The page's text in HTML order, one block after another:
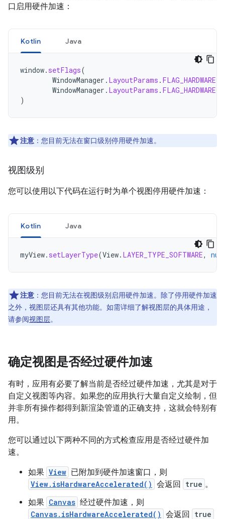
口启用硬件加速：
Kotlin Java
window. setFlags(
WindowManager . LayoutParams .
WindowManager . LayoutParams .
)
注意 ：您目前无法在窗口级别停用硬件加速。
视图级别
您可以使用以下代码在运行时为单个视图停用硬件加速：
Kotlin Java
myView. setLayerType(View. LAYER_TYPE_SOFTWARE,
注意 ：您目前无法在视图级别启用硬件加速。除了停用硬件加速
之外，视图层还具有其他功能。如需详细了解视图层的具体用途，
请参阅视图层。
确定视图是否经过硬件加速
有时，应用有必要了解当前是否经过硬件加速，尤其是对于
自定义视图等内容。如果您的应用执行大量自定义绘制，但
并非所有操作都得到新渲染管道的正确支持，这就会特别有
用。
您可以通过以下两种不同的方式检查应用是否经过硬件加
速。
如果 View 已附加到硬件加速窗口，则
View.isHardwareAccelerated() 会返回 true 。
如果 Canvas 经过硬件加速，则
Canvas.isHardwareAccelerated() 会返回 true